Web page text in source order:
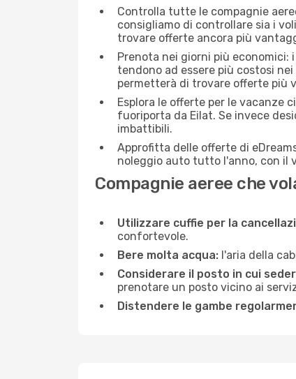
Controlla tutte le compagnie
consigliamo di controllare sia i
trovare offerte ancora più
Prenota nei giorni più
tendono ad essere più costosi
permetterà di trovare offerte più
Esplora le offerte per le vacanze
fuoriporta da Eilat. Se invece
imbattibili.
Approfitta delle offerte di
noleggio auto tutto l'anno, con il
Compagnie aeree che
Utilizzare cuffie per la
confortevole.
Bere molta acqua: l'aria della
Considerare il posto in cui
prenotare un posto vicino ai
Distendere le gambe